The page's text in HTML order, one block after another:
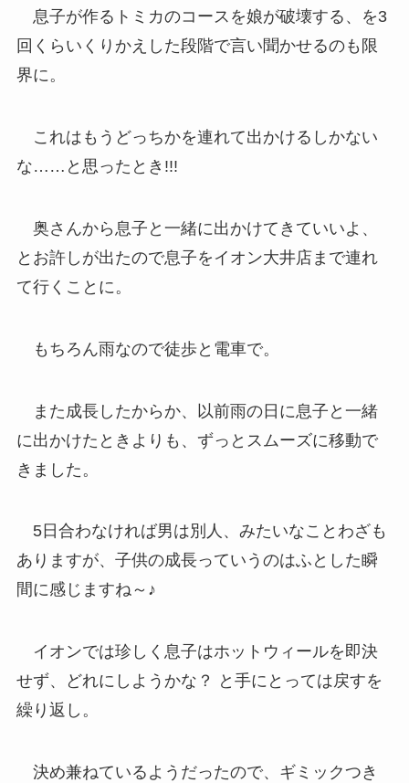
息子が作るトミカのコースを娘が破壊する、を3
回くらいくりかえした段階で言い聞かせるのも限
界に。
これはもうどっちかを連れて出かけるしかない
な……と思ったとき!!!
奥さんから息子と一緒に出かけてきていいよ、
とお許しが出たので息子をイオン大井店まで連れ
て行くことに。
もちろん雨なので徒歩と電車で。
また成長したからか、以前雨の日に息子と一緒
に出かけたときよりも、ずっとスムーズに移動で
きました。
5日合わなければ男は別人、みたいなことわざも
ありますが、子供の成長っていうのはふとした瞬
間に感じますね～♪
イオンでは珍しく息子はホットウィールを即決
せず、どれにしようかな？ と手にとっては戻すを
繰り返し。
決め兼ねているようだったので、ギミックつき